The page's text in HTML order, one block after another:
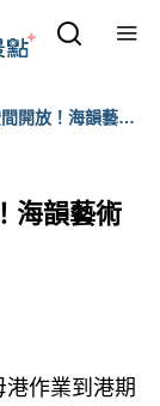
開放！海韻藝術
海韻藝術
作業到港期